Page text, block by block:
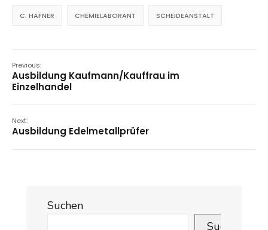
C. HAFNER CHEMIELABORANT SCHEIDEANSTALT
Previous:
Ausbildung Kaufmann/Kauffrau im
Einzelhandel
Next:
Ausbildung Edelmetallprüfer
Suchen
Suchen